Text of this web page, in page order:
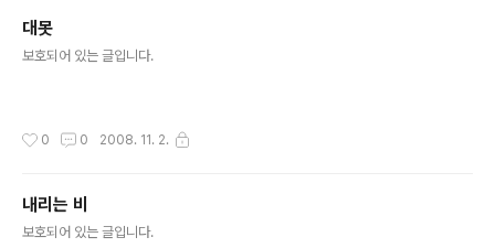
대못
보호되어 있는 글입니다.
0 0 2008. 11. 2.
내리는 비
보호되어 있는 글입니다.